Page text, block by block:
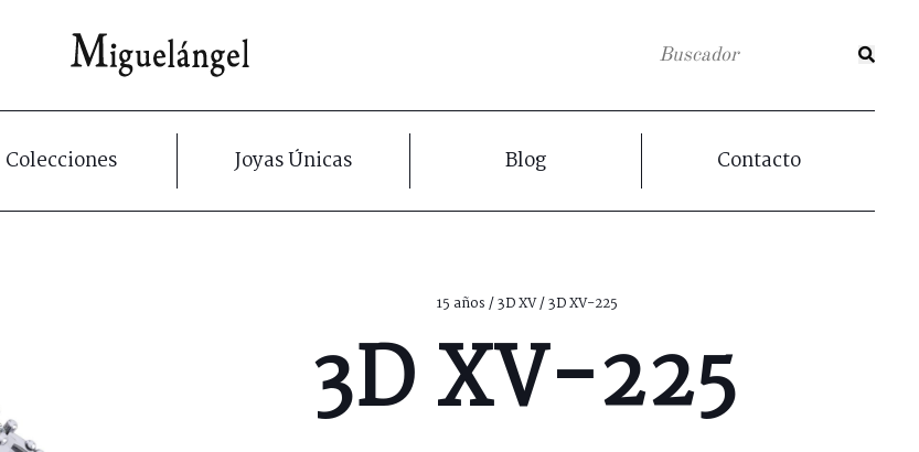
Colecciones Joyas Únicas Blog Contacto
15 años/3D XV/ 3D XV-225
3D XV-225